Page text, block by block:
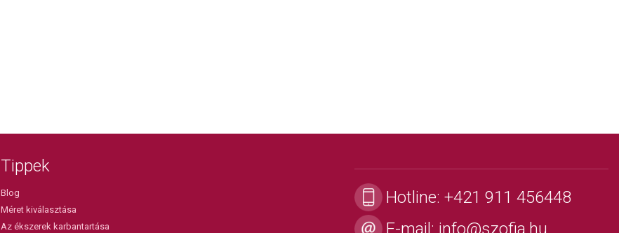
Tippek
Blog
Méret kiválasztása
Az ékszerek karbantartása
Hotline: +421 911 456448
E-mail: info@szofia.hu